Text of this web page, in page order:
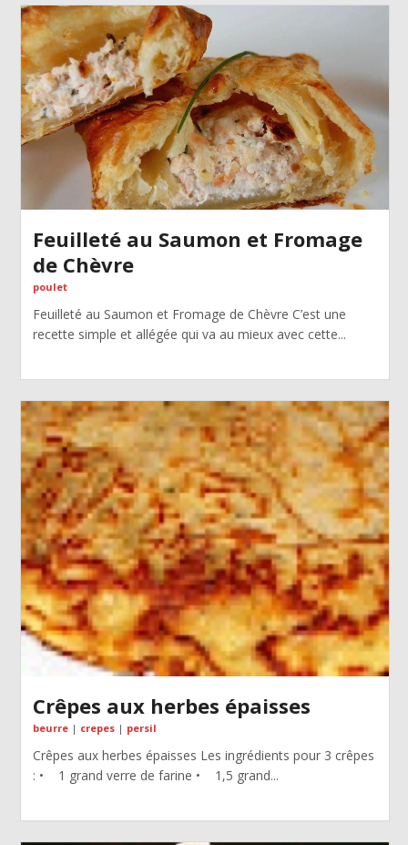
Feuilleté au Saumon et Fromage
de Chèvre
poulet
Feuilleté au Saumon et Fromage de Chèvre C’est une
recette simple et allégée qui va au mieux avec cette...
Crêpes aux herbes épaisses
beurre| crepes| persil
Crêpes aux herbes épaisses Les ingrédients pour 3 crêpes
: • 1 grand verre de farine • 1,5 grand...